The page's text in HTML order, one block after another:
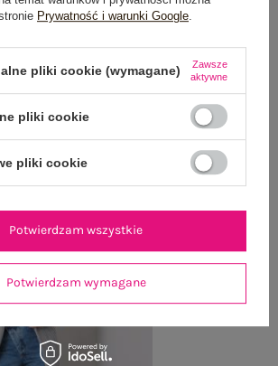
OGLĄDANE
Zobacz wszystko
Prywatność i warunki Google
pliki cookie (wymagane)
Zawsze
aktywne
pliki cookie
pliki cookie
Potwierdzam wymagane
Potwierdzam wszystkie